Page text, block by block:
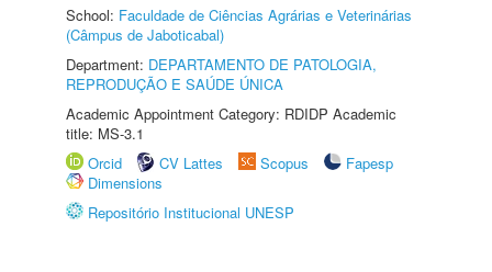
School: Faculdade de Ciências Agrárias e Veterinárias
(Câmpus de Jaboticabal)
Department: DEPARTAMENTO DE PATOLOGIA,
REPRODUÇÃO E SAÚDE ÚNICA
Academic Appointment Category: RDIDP Academic
title: MS-3.1
Orcid
CV Lattes Scopus
Fapesp
Dimensions
Repositório Institucional UNESP